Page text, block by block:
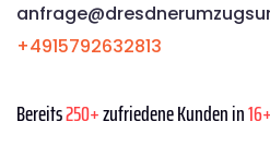
+4915792632813
Bereits250+zufriedene Kunden in16+